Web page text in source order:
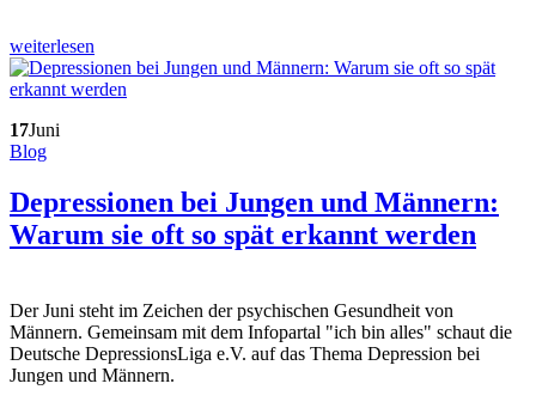
weiterlesen
17Juni
Blog
Depressionen bei Jungen und Männern:
Warum sie oft so spät erkannt werden
Der Juni steht im Zeichen der psychischen Gesundheit von
Männern. Gemeinsam mit dem Infopartal "ich bin alles" schaut die
Deutsche DepressionsLiga e.V. auf das Thema Depression bei
Jungen und Männern.